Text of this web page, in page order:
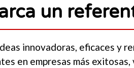
un
innovadoras, eficaces y
en empresas más